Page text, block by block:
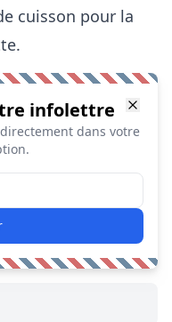
cuisson pour la
infolettre
dans votre